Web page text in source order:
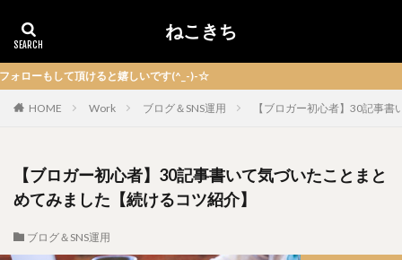
ねこきち
頂けると嬉しいです(^_-)-☆
HOME Work ブログ＆SNS運用 【ブロガー初心者】30記事
【ブロガー初心者】30記事書いて気づいたことまと
めてみました【続けるコツ紹介】
ブログ＆SNS運用